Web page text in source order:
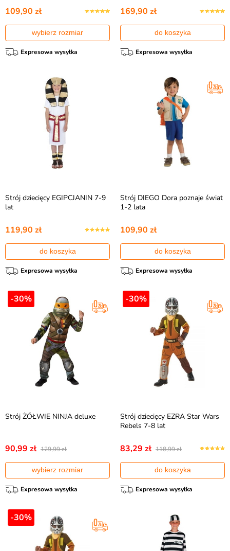
109,90 zł
wybierz rozmiar
Expresowa wysyłka
169,90 zł
do koszyka
Expresowa wysyłka
Strój dziecięcy EGIPCJANIN 7-9
lat
119,90 zł
do koszyka
Expresowa wysyłka
Strój DIEGO Dora poznaje świat
1-2 lata
109,90 zł
do koszyka
Expresowa wysyłka
-30%
Strój ŻÓŁWIE NINJA deluxe
90,99 zł 129,99 zł
wybierz rozmiar
Expresowa wysyłka
-30%
Strój dziecięcy EZRA Star Wars
Rebels 7-8 lat
83,29 zł 118,99 zł
do koszyka
Expresowa wysyłka
-30%